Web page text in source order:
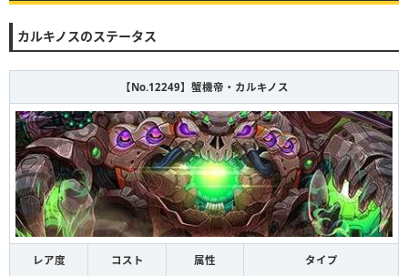
カルキノスのステータス
【No.12249】蟹機帝・カルキノス
レア度 コスト 属性 タイプ